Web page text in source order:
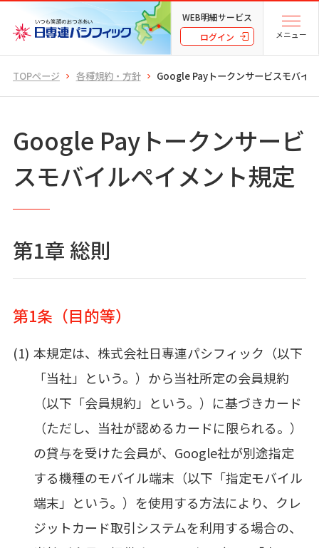
WEB明細サービス
ログイン
メニュー
TOPページ 各種規約・方針 Google Payトークンサービスモバイ
Google Payトークンサービ
スモバイルペイメント規定
第1章 総則
第1条（目的等）
本規定は、株式会社日専連パシフィック（以下
「当社」という。）から当社所定の会員規約
（以下「会員規約」という。）に基づきカード
（ただし、当社が認めるカードに限られる。）
の貸与を受けた会員が、Google社が別途指定
する機種のモバイル端末（以下「指定モバイル
端末」という。）を使用する方法により、クレ
ジットカード取引システムを利用する場合の、